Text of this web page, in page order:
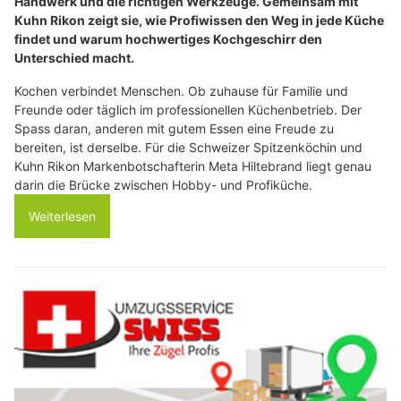
Kuhn Rikon zeigt sie, wie Profiwissen den Weg in jede Küche
findet und warum hochwertiges Kochgeschirr den
Unterschied macht.
Kochen verbindet Menschen. Ob zuhause für Familie und
Freunde oder täglich im professionellen Küchenbetrieb. Der
Spass daran, anderen mit gutem Essen eine Freude zu
bereiten, ist derselbe. Für die Schweizer Spitzenköchin und
Kuhn Rikon Markenbotschafterin Meta Hiltebrand liegt genau
darin die Brücke zwischen Hobby- und Profiküche.
Weiterlesen